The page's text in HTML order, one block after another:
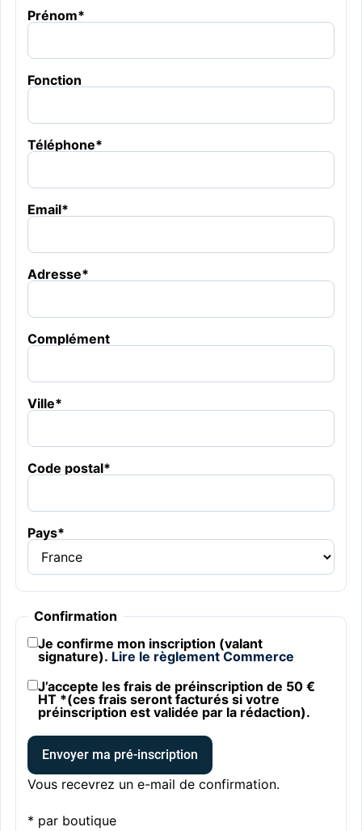
Prénom*
Fonction
Téléphone*
Email*
Adresse*
Complément
Ville*
Code postal*
Pays*
Confirmation
Je confirme mon inscription (valant
signature). Lire le règlement Commerce
J’accepte les frais de préinscription de 50 €
HT *(ces frais seront facturés si votre
préinscription est validée par la rédaction).
Envoyer ma pré-inscription
Vous recevrez un e-mail de confirmation.
* par boutique